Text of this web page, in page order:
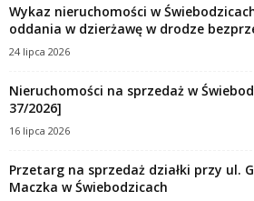
Wykaz nieruchomości w
oddania w dzierżawę w drodze
24 lipca 2026
Nieruchomości na sprzedaż w
37/2026]
16 lipca 2026
Przetarg na sprzedaż działki przy ul.
Maczka w Świebodzicach